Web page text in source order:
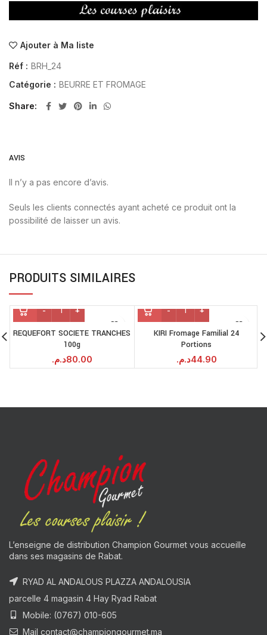
Ajouter à Ma liste
Réf : BRH_24
Catégorie : BEURRE ET FROMAGE
Share
AVIS
Il n’y a pas encore d’avis.
Seuls les clients connectés ayant acheté ce produit ont la
possibilité de laisser un avis.
PRODUITS SIMILAIRES
REQUEFORT SOCIETE TRANCHES
100g
80.00د.م.
KIRI Fromage Familial 24
Portions
44.90د.م.
L’enseigne de distribution Champion Gourmet vous accueille
dans ses magasins de Rabat.
RYAD AL ANDALOUS PLAZZA ANDALOUSIA
parcelle 4 magasin 4 Hay Ryad Rabat
Mobile: (0767) 010-605
Mail contact@championgourmet.ma